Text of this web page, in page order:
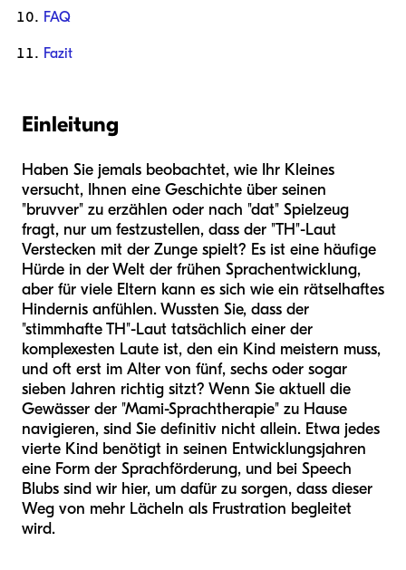
FAQ
Fazit
Einleitung
Haben Sie jemals beobachtet, wie Ihr Kleines
versucht, Ihnen eine Geschichte über seinen
"bruvver" zu erzählen oder nach "dat" Spielzeug
fragt, nur um festzustellen, dass der "TH"-Laut
Verstecken mit der Zunge spielt? Es ist eine häufige
Hürde in der Welt der frühen Sprachentwicklung,
aber für viele Eltern kann es sich wie ein rätselhaftes
Hindernis anfühlen. Wussten Sie, dass der
"stimmhafte TH"-Laut tatsächlich einer der
komplexesten Laute ist, den ein Kind meistern muss,
und oft erst im Alter von fünf, sechs oder sogar
sieben Jahren richtig sitzt? Wenn Sie aktuell die
Gewässer der "Mami-Sprachtherapie" zu Hause
navigieren, sind Sie definitiv nicht allein. Etwa jedes
vierte Kind benötigt in seinen Entwicklungsjahren
eine Form der Sprachförderung, und bei Speech
Blubs sind wir hier, um dafür zu sorgen, dass dieser
Weg von mehr Lächeln als Frustration begleitet
wird.